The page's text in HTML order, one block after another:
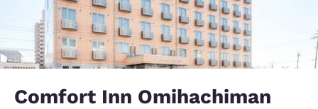
Comfort Inn Omihachiman